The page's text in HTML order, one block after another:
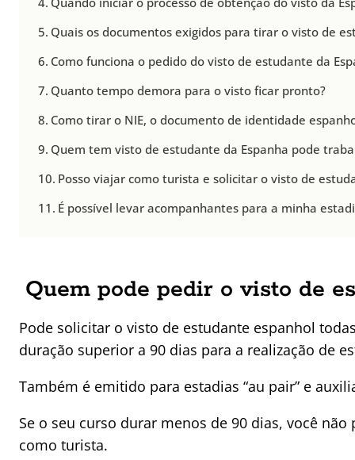
Quais os documentos exigidos para tirar o visto de
Como funciona o pedido do visto de estudante da
Quanto tempo demora para o visto ficar pronto?
Como tirar o NIE, o documento de identidade
Quem tem visto de estudante da Espanha pode
Posso viajar como turista e solicitar o visto de
É possível levar acompanhantes para a minha
Quem pode pedir o visto de
Pode solicitar o visto de estudante espanhol
duração superior a 90 dias para a realização de
Também é emitido para estadias “au pair” e
Se o seu curso durar menos de 90 dias, você
como turista.